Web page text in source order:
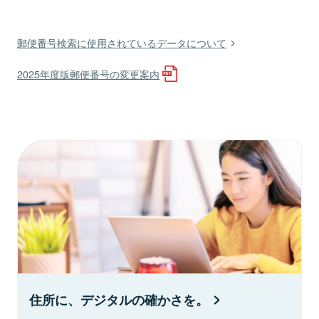
郵便番号検索に使用されているデータについて
2025年度版郵便番号の変更案内
住所に、デジタルの確かさを。